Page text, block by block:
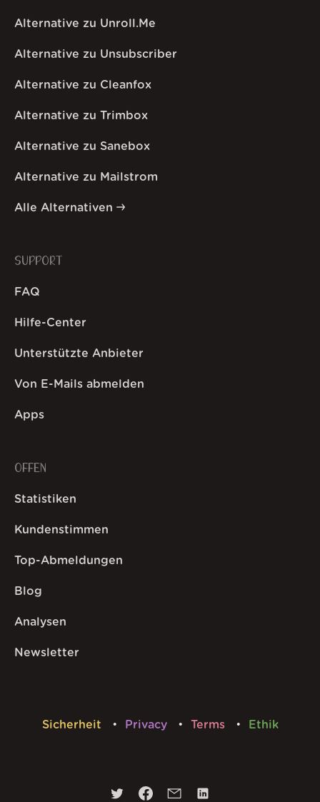
Alternative zu Unroll.Me
Alternative zu Unsubscriber
Alternative zu Cleanfox
Alternative zu Trimbox
Alternative zu Sanebox
Alternative zu Mailstrom
Alle Alternativen
SUPPORT
FAQ
Hilfe-Center
Unterstützte Anbieter
Von E-Mails abmelden
Apps
OFFEN
Statistiken
Kundenstimmen
Top-Abmeldungen
Blog
Analysen
Newsletter
Sicherheit Privacy Terms Ethik